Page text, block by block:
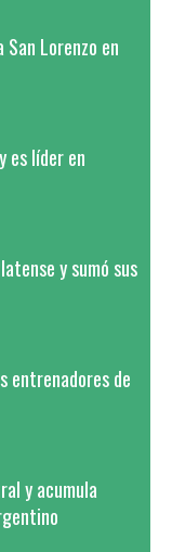
San Lorenzo en
es líder en
y sumó sus
entrenadores de
y acumula